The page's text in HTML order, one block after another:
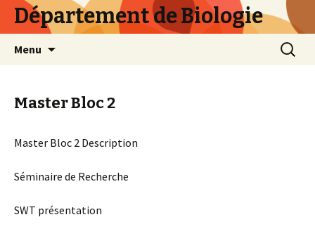
Département de Biologie
Menu
Master Bloc 2
Master Bloc 2 Description
Séminaire de Recherche
SWT présentation